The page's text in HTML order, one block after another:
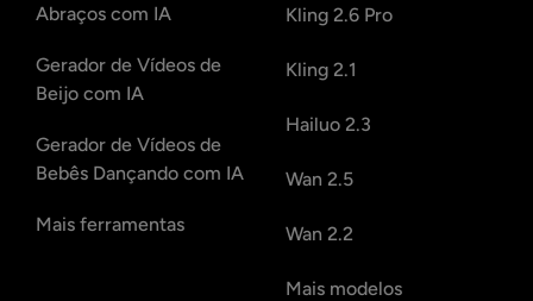
Abraços com IA
Gerador de Vídeos de
Beijo com IA
Gerador de Vídeos de
Bebês Dançando com IA
Mais ferramentas
Kling 2.6 Pro
Kling 2.1
Hailuo 2.3
Wan 2.5
Wan 2.2
Mais modelos